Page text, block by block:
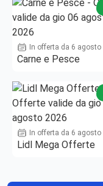
In offerta da 6 agosto
Carne e Pesce
In offerta da 6 agosto
Lidl Mega Offerte